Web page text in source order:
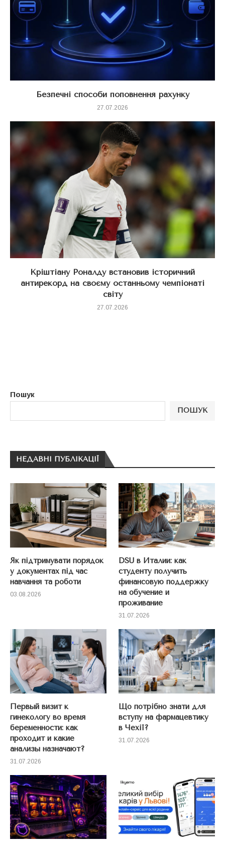
Безпечні способи поповнення рахунку
27.07.2026
Кріштіану Роналду встановив історичний
антирекорд на своєму останньому чемпіонаті
світу
27.07.2026
Пошук
ПОШУК
НЕДАВНІ ПУБЛІКАЦІЇ
Як підтримувати порядок
у документах під час
навчання та роботи
03.08.2026
DSU в Италии: как
студенту получить
финансовую поддержку
на обучение и
проживание
31.07.2026
Первый визит к
гинекологу во время
беременности: как
проходит и какие
анализы назначают?
31.07.2026
Що потрібно знати для
вступу на фармацевтику
в Чехії?
31.07.2026